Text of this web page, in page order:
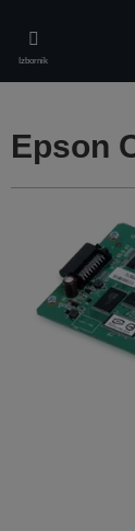
main
content
Izbornik
Epson